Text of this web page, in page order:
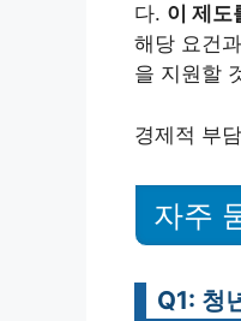
다. 이 제도
해당 요건
을 지원할
경제적 부
자주
Q1: 청